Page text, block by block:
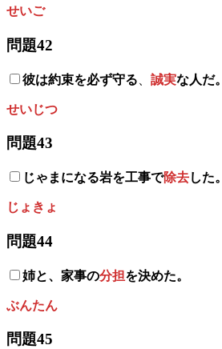
せいご
問題42
彼は約束を必ず守る 誠実な人だ。
せいじつ
問題43
じゃまになる岩を工事で除去した。
じょきょ
問題44
姉と、家事の分担を決めた。
ぶんたん
問題45